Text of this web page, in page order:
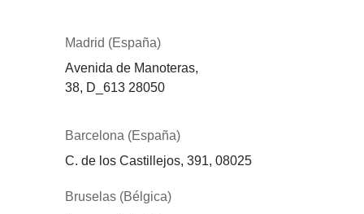
Madrid (España)
Avenida de Manoteras,
38, D_613 28050
Barcelona (España)
C. de los Castillejos, 391, 08025
Bruselas (Bélgica)